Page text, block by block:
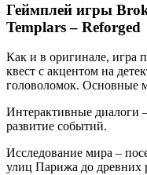
Геймплей игры
Templars – Reforged
Как и в оригинале, игра
квест с акцентом на
головоломок. Основные
Интерактивные диалоги
развитие событий.
Исследование мира –
улиц Парижа до древних